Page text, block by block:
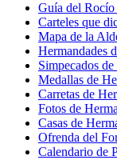
Guía del Rocío
Carteles que
Mapa de la
Hermandades
Simpecados
Medallas de
Carretas de
Fotos de
Casas de
Ofrenda del
Calendario de